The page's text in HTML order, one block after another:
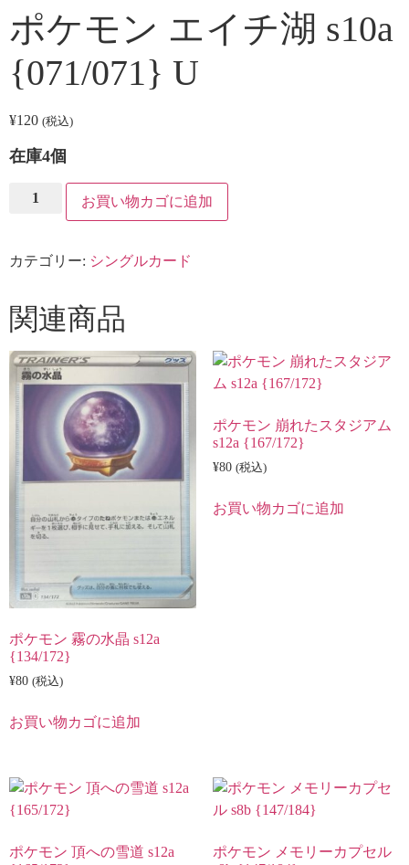
ポケモン エイチ湖 s10a
{071/071} U
¥120 (税込)
在庫4個
イ
s10a
{071/071}
U
個
お買い物カゴに追加
カテゴリー: シングルカード
関連商品
ポケモン 霧の水晶 s12a
{134/172}
¥80 (税込)
お買い物カゴに追加
ポケモン 崩れたスタジアム
s12a {167/172}
¥80 (税込)
お買い物カゴに追加
ポケモン 頂への雪道 s12a
ポケモン メモリーカプセル